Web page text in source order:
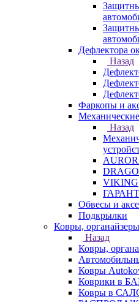
Дефлектора
Назад
Фаркопы и
Назад
VIKING
ГАРАНТ
Обвесы и
Подкрылки
Ковры,
Назад
Ковры,
Ковры
Коврики в
Ковры в